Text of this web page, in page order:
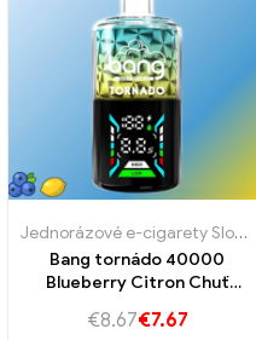
Jednorázové e-cigarety Slovensko
Bang tornádo 40000
Blueberry Citron Chuť
€8.67€7.67